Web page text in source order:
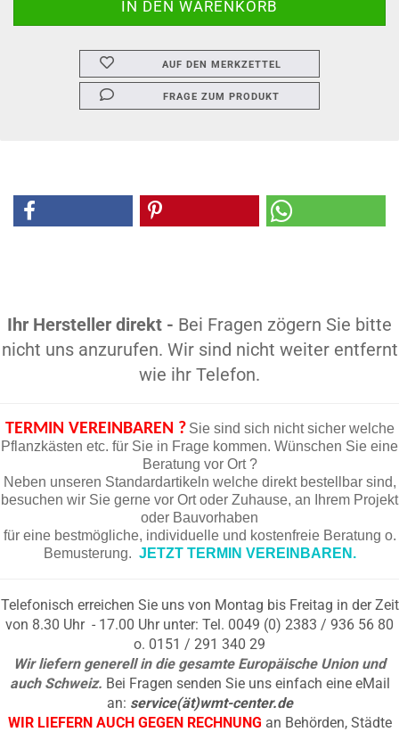
AUF DEN MERKZETTEL
FRAGE ZUM PRODUKT
Ihr Hersteller direkt - Bei Fragen zögern Sie bitte
nicht uns anzurufen. Wir sind nicht weiter entfernt
wie ihr Telefon.
TERMIN VEREINBAREN ? Sie sind sich nicht sicher welche
Pflanzkästen etc. für Sie in Frage kommen. Wünschen Sie eine
Beratung vor Ort ?
Neben unseren Standardartikeln welche direkt bestellbar sind,
besuchen wir Sie gerne vor Ort oder Zuhause, an Ihrem Projekt
oder Bauvorhaben
für eine bestmögliche, individuelle und kostenfreie Beratung o.
Bemusterung. JETZT TERMIN VEREINBAREN.
Telefonisch erreichen Sie uns von Montag bis Freitag in der Zeit
von 8.30 Uhr - 17.00 Uhr unter: Tel. 0049 (0) 2383 / 936 56 80
o. 0151 / 291 340 29
Wir liefern generell in die gesamte Europäische Union und
auch Schweiz. Bei Fragen senden Sie uns einfach eine eMail
an: service(ät)wmt-center.de
WIR LIEFERN AUCH GEGEN RECHNUNG an Behörden, Städte